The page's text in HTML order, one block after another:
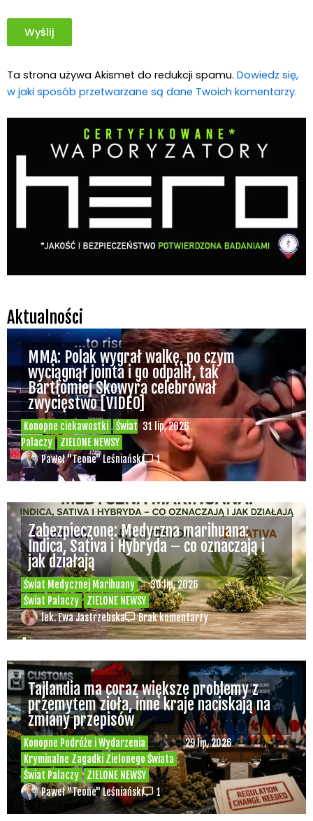
Ta strona używa Akismet do redukcji spamu. Dowiedz się,
w jaki sposób przetwarzane są dane Twoich komentarzy.
Aktualności
Konopne ciekawostki
Świat
Palaczy
ZIELONE NEWSY
31 lip, 2026
MMA: Polak wygrał walkę, po czym
wyciągnął jointa i go odpalił, tak
Bartłomiej Skowyra celebrował
zwycięstwo [VIDEO]
Paweł "Teone" Leśniański 1
Świat Medycznej Marihuany
Świat Palaczy
ZIELONE NEWSY
30 lip, 2026
Zabezpieczone: Medyczna marihuana:
Indica, Sativa i Hybryda – co oznaczają i
jak działają
lek. Ewa Jastrzebska Brak komentarzy
Konopne Podróże i Wydarzenia
Kryminalne Zagadki Zielonego Świata
Świat Palaczy
ZIELONE NEWSY
29 lip, 2026
Tajlandia ma coraz większe problemy z
przemytem zioła, inne kraje naciskają na
zmiany przepisów
Paweł "Teone" Leśniański 1